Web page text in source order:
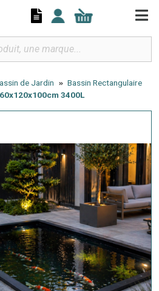
de Jardin
Bassin Rectangulaire
3400L